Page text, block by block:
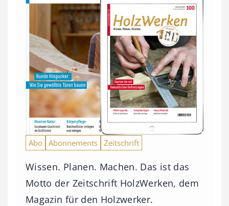
Abo Abonnements Zeitschrift
Wissen. Planen. Machen. Das ist das
Motto der Zeitschrift HolzWerken, dem
Magazin für den Holzwerker.